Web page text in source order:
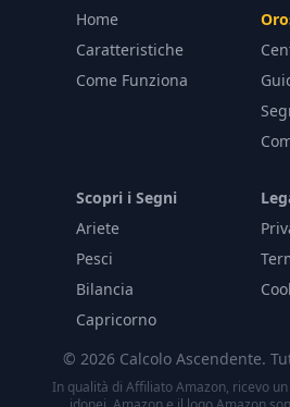
Home
Caratteristiche
Come Funziona
Scopri i Segni
Ariete
Pesci
Bilancia
Capricorno
© 2026 Calcolo Ascendente.
In qualità di Affiliato Amazon, ricevo